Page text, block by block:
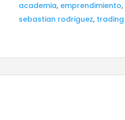
academia, emprendimiento,
sebastian rodriguez, trading